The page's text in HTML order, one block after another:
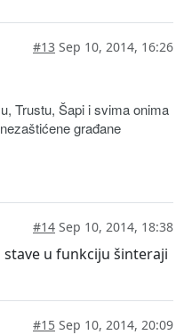
#13 Sep 10, 2014, 16:26
Trustu, Šapi i svima onima
građane
#14 Sep 10, 2014, 18:38
u funkciju šinteraji
#15 Sep 10, 2014, 20:09